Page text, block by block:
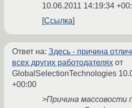
10.06.2011 14:19:34
Ссылка
Ответ на: Здесь - причина
всех других работодателях от
GlobalSelectionTechnologies
+00:00
>Причина массовости